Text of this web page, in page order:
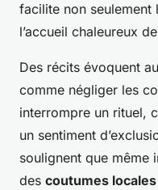
facilite non seulement
l’accueil chaleureux
Des récits évoquent
comme négliger les
interrompre un rituel,
un sentiment
soulignent que même
des coutumes locales